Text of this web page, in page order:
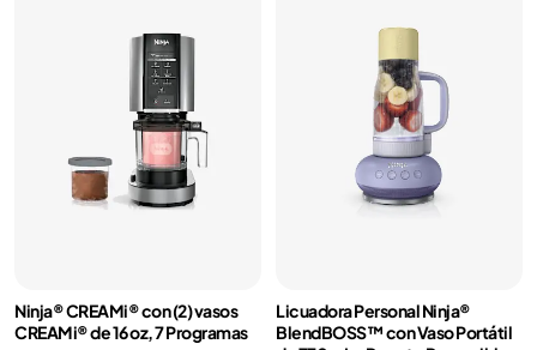
Ninja® CREAMi® con (2) vasos
CREAMi® de 16 oz, 7 Programas
Licuadora Personal Ninja®
BlendBOSS™ con Vaso Portátil